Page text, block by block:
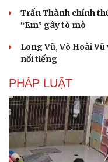
Trấn Thành chính
“Em” gây tò mò
Long Vũ, Võ Hoài
nổi tiếng
PHÁP LUẬT